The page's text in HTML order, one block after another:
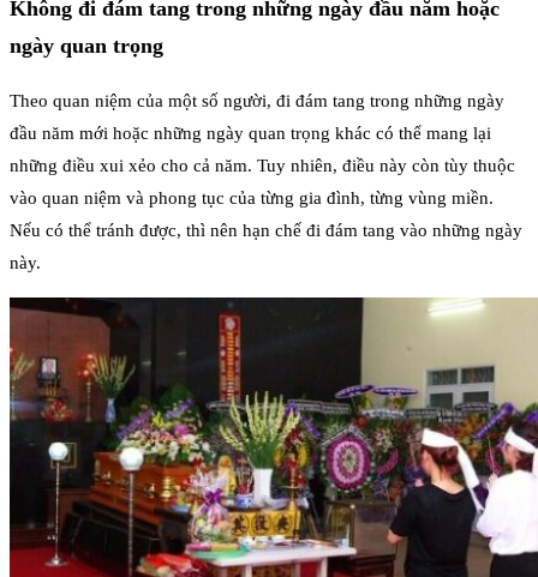
Không đi đám tang trong những ngày đầu năm hoặc
ngày quan trọng
Theo quan niệm của một số người, đi đám tang trong những ngày
đầu năm mới hoặc những ngày quan trọng khác có thể mang lại
những điều xui xẻo cho cả năm. Tuy nhiên, điều này còn tùy thuộc
vào quan niệm và phong tục của từng gia đình, từng vùng miền.
Nếu có thể tránh được, thì nên hạn chế đi đám tang vào những ngày
này.